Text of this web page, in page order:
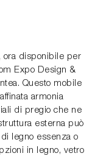
ora disponibile per
Expo Design &
Questo mobile
armonia
di pregio che ne
esterna può
legno essenza o
in legno, vetro